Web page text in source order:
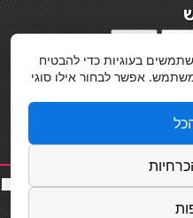
נייל סטודיו|תוספות שיער|שף פרטי|כ
סאות
בעוגיות כדי להבטיח
אפשר לבחור אילו סוגי